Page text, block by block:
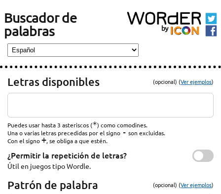
Buscador de
palabras
Letras disponibles (opcional) (Ver ejemplos)
Puedes usar hasta 3 asteriscos (*) como comodines.
Una o varias letras precedidas por el signo - son excluidas.
Con el signo+, se obliga a que estén.
¿Permitir la repetición de letras?
Útil en juegos tipo Wordle.
Patrón de palabra (opcional) (Ver ejemplos)